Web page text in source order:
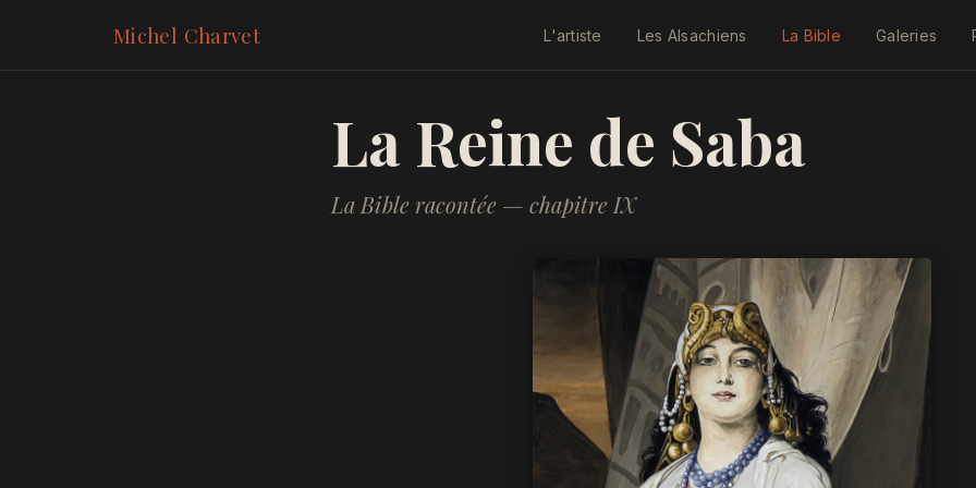
Michel Charvet L'artiste Les Alsachiens La Bible Galeries
La Reine de Saba
La Bible racontée — chapitre IX